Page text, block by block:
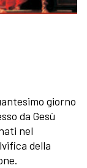
giorno
da Gesù
nel
della